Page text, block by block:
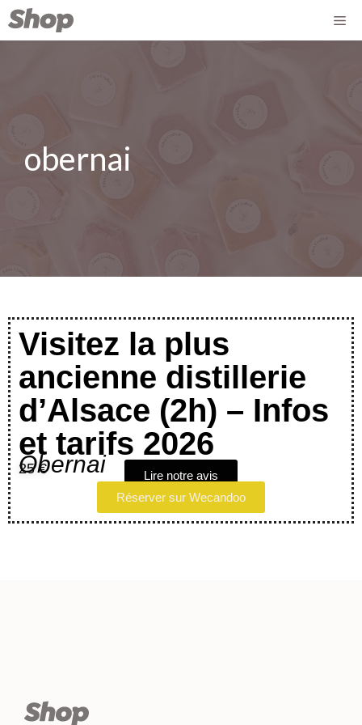
obernai
Visitez la plus
ancienne distillerie
d’Alsace (2h) – Infos
et tarifs 2026
Obernai
25 €
Lire notre avis
Réserver sur Wecandoo